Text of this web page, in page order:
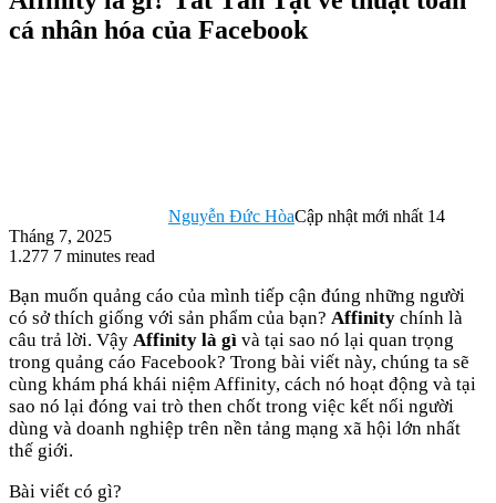
cá nhân hóa của Facebook
Nguyễn Đức HòaCập nhật mới nhất 14
Tháng 7, 2025
1.277 7 minutes read
Bạn muốn quảng cáo của mình tiếp cận đúng những người
có sở thích giống với sản phẩm của bạn? Affinity chính là
câu trả lời. Vậy Affinity là gì và tại sao nó lại quan trọng
trong quảng cáo Facebook? Trong bài viết này, chúng ta sẽ
cùng khám phá khái niệm Affinity, cách nó hoạt động và tại
sao nó lại đóng vai trò then chốt trong việc kết nối người
dùng và doanh nghiệp trên nền tảng mạng xã hội lớn nhất
thế giới.
Bài viết có gì?